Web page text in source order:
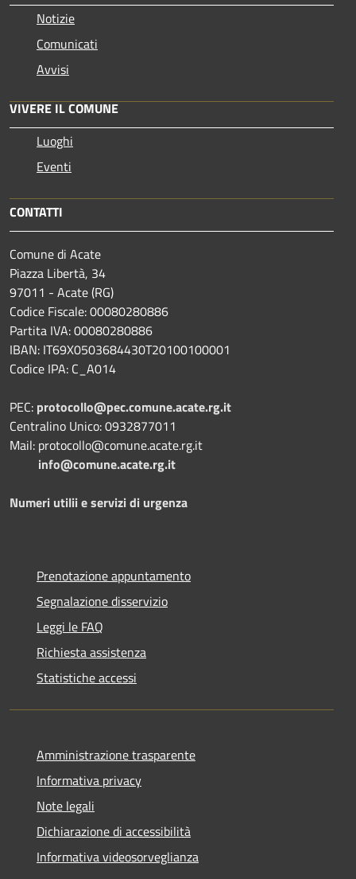
Notizie
Comunicati
Avvisi
VIVERE IL COMUNE
Luoghi
Eventi
CONTATTI
Comune di Acate
Piazza Libertà, 34
97011 - Acate (RG)
Codice Fiscale: 00080280886
Partita IVA: 00080280886
IBAN: IT69X0503684430T20100100001
Codice IPA: C_A014
PEC: protocollo@pec.comune.acate.rg.it
Centralino Unico: 0932877011
Mail: protocollo@comune.acate.rg.it
info@comune.acate.rg.it
Numeri utilii e servizi di urgenza
Prenotazione appuntamento
Segnalazione disservizio
Leggi le FAQ
Richiesta assistenza
Statistiche accessi
Amministrazione trasparente
Informativa privacy
Note legali
Dichiarazione di accessibilità
Informativa videosorveglianza